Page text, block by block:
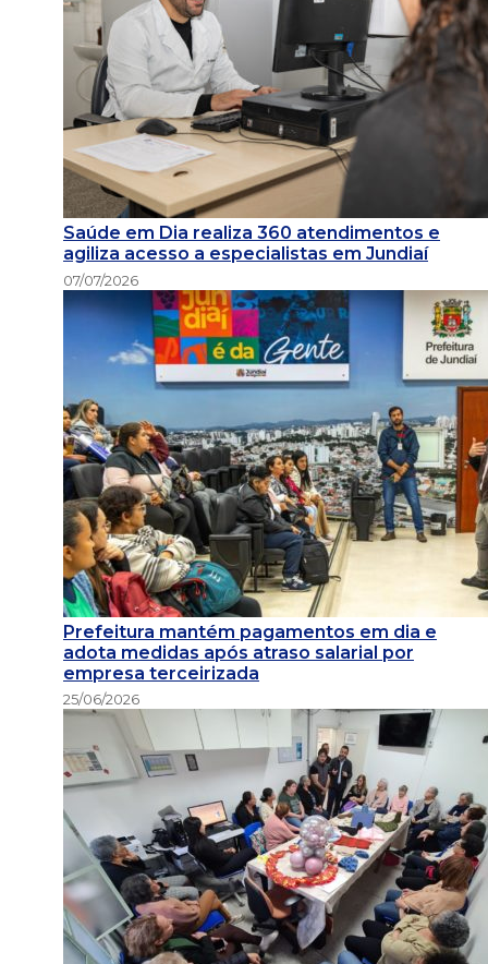
Saúde em Dia realiza 360 atendimentos e
agiliza acesso a especialistas em Jundiaí
07/07/2026
Prefeitura mantém pagamentos em dia e
adota medidas após atraso salarial por
empresa terceirizada
25/06/2026